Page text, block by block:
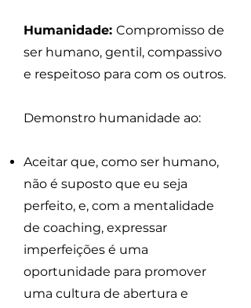
Humanidade: Compromisso de
ser humano, gentil, compassivo
e respeitoso para com os outros.
Demonstro humanidade ao:
Aceitar que, como ser humano,
não é suposto que eu seja
perfeito, e, com a mentalidade
de coaching, expressar
imperfeições é uma
oportunidade para promover
uma cultura de abertura e